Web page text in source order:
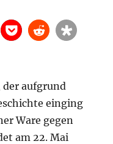
aufgrund
einging
Ware gegen
am 22. Mai